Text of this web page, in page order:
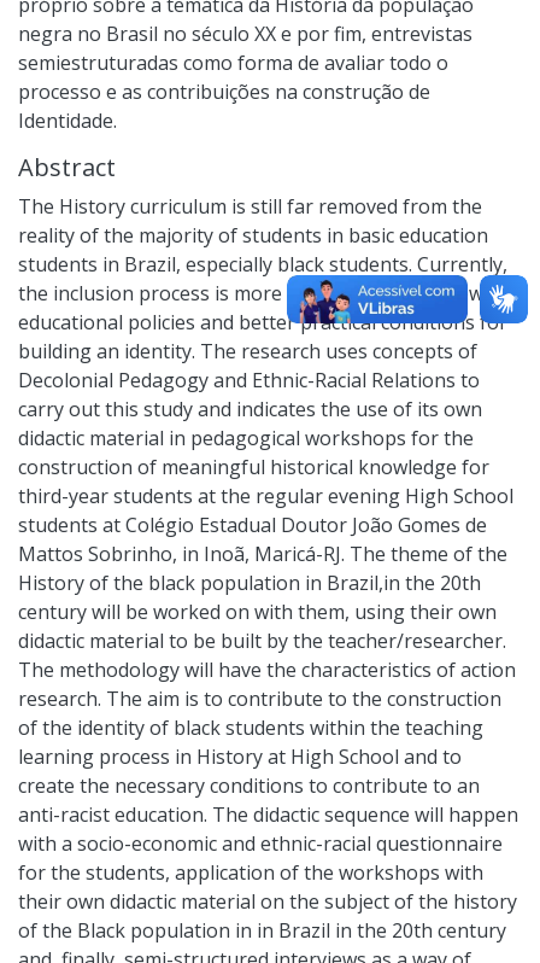
negra no Brasil no século XX e por fim, entrevistas
semiestruturadas como forma de avaliar todo o
processo e as contribuições na construção de
Identidade.
Abstract
The History curriculum is still far removed from the
reality of the majority of students in basic education
students in Brazil, especially black students. Currently,
the inclusion process is more favorable, due to new
educational policies and better practical conditions for
building an identity. The research uses concepts of
Decolonial Pedagogy and Ethnic-Racial Relations to
carry out this study and indicates the use of its own
didactic material in pedagogical workshops for the
construction of meaningful historical knowledge for
third-year students at the regular evening High School
students at Colégio Estadual Doutor João Gomes de
Mattos Sobrinho, in Inoã, Maricá-RJ. The theme of the
History of the black population in Brazil,in the 20th
century will be worked on with them, using their own
didactic material to be built by the teacher/researcher.
The methodology will have the characteristics of action
research. The aim is to contribute to the construction
of the identity of black students within the teaching
learning process in History at High School and to
create the necessary conditions to contribute to an
anti-racist education. The didactic sequence will happen
with a socio-economic and ethnic-racial questionnaire
for the students, application of the workshops with
their own didactic material on the subject of the history
of the Black population in in Brazil in the 20th century